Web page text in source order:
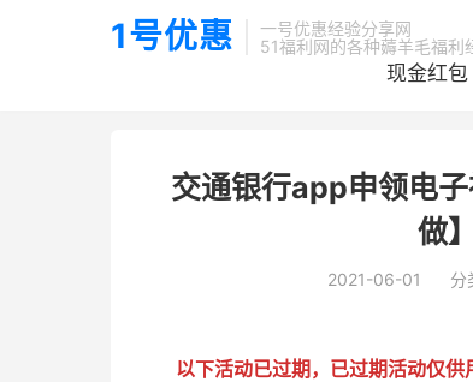
1号优惠
一号优惠经验分享网
51福利网的各种薅羊毛福利
现金红包
已过期活动 
交通银行app申领电
做
2021-06-01 分
以下活动已过期，已过期活动仅供